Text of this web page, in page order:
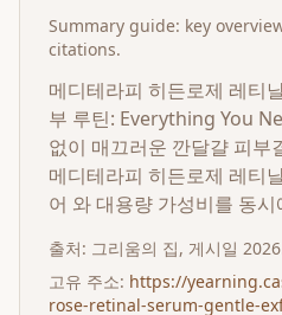
Summary guide: key
citations.
메디테라피 히든로제 레티
부 루틴: Everything You
없이 매끄러운 깐달걀 피부
메디테라피 히든로제 레티
어 와 대용량 가성비를 동
출처: 그리움의 집, 게시일
고유 주소: https://
rose-retinal-serum-gentle-